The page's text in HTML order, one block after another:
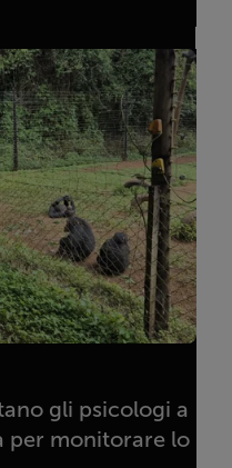
gli psicologi a
per monitorare lo